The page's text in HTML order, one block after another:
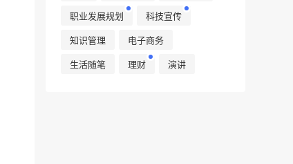
职业发展规划
科技宣传
知识管理
电子商务
生活随笔
理财 演讲